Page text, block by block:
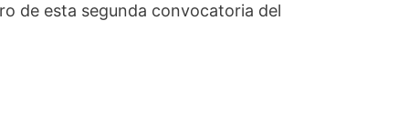
de esta segunda convocatoria del